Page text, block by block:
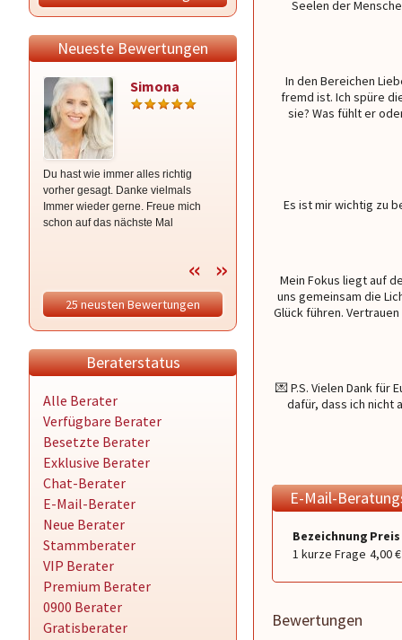
Neueste Bewertungen
Simona
Du hast wie immer alles richtig
vorher gesagt. Danke vielmals
Immer wieder gerne. Freue mich
schon auf das nächste Mal
Annette
eindeutig zu wenig
25 neusten Bewertungen
Beraterstatus
Alle Berater
Verfügbare Berater
Besetzte Berater
Exklusive Berater
Chat-Berater
E-Mail-Berater
Neue Berater
Stammberater
VIP Berater
Premium Berater
0900 Berater
Gratisberater
Seelen der
In den Bereichen
fremd ist. Ich spüre
sie? Was fühlt er
Es ist mir wichtig zu
Mein Fokus liegt auf
uns gemeinsam die
Glück führen.
💌 P.S. Vielen Dank für
dafür, dass ich nicht
E-Mail-
Bezeichnung Preis
1 kurze Frage 4,00 €
Bewertungen